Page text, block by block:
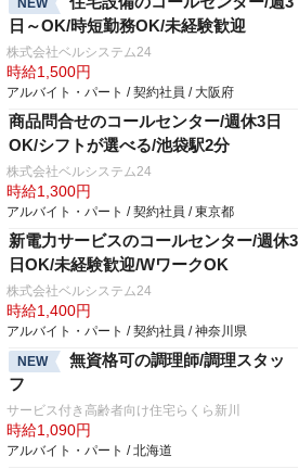
NEW
日～OK/時短勤務OK/未経験歓迎
株式会社ベルシステム24
時給1,500円
アルバイト・パート / 契約社員 / 大阪府
商品問合せのコールセンター/週休3日
OK/シフトが選べる/池袋駅2分
株式会社ベルシステム24
時給1,300円
アルバイト・パート / 契約社員 / 東京都
新電力サービスのコールセンター/週休3
日OK/未経験歓迎/WワークOK
株式会社ベルシステム24
時給1,400円
アルバイト・パート / 契約社員 / 神奈川県
NEW
無資格可の調理師/調理スタッ
フ
サービス付き高齢者向け住宅らくら新川
時給1,090円
アルバイト・パート / 北海道